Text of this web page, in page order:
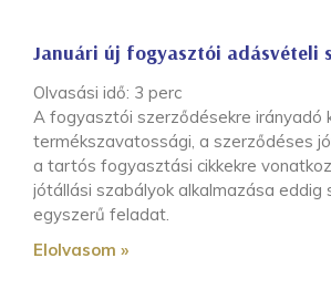
Januári új fogyasztói adásvételi
Olvasási idő: 3 perc
A fogyasztói szerződésekre irányadó
termékszavatossági, a szerződéses
a tartós fogyasztási cikkekre
jótállási szabályok alkalmazása eddig
egyszerű feladat.
Elolvasom »